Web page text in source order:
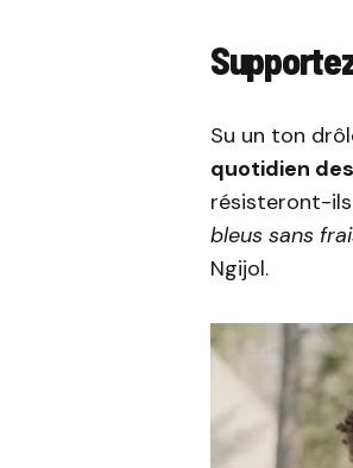
Su un ton
quotidien
résisteront-
bleus sans
Ngijol.